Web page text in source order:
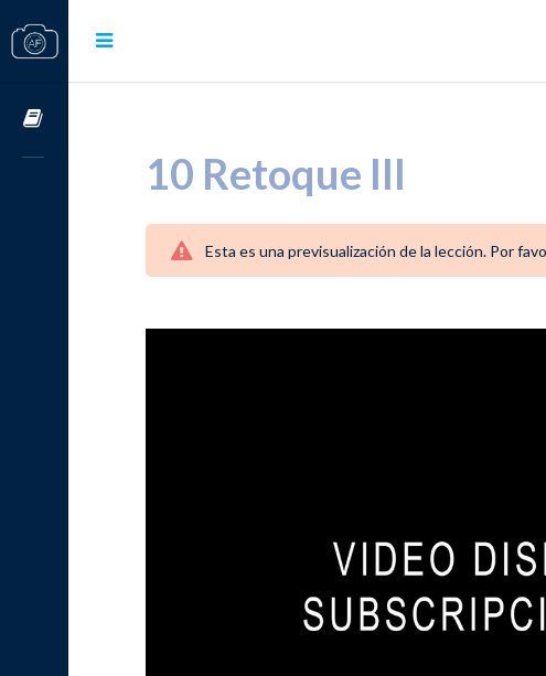
10 Retoque III
Esta es una previsualización de la lección. Por